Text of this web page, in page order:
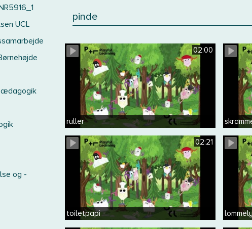
UCL
og -
pinde
02:00
ruller
02:21
toiletpapi